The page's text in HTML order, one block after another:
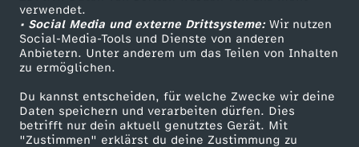
verwendet.
• Social Media und externe Drittsysteme:Wir nutzen
Social-Media-Tools und Dienste von anderen
Anbietern. Unter anderem um das Teilen von Inhalten
zu ermöglichen.
Du kannst entscheiden, für welche Zwecke wir deine
Daten speichern und verarbeiten dürfen. Dies
betrifft nur dein aktuell genutztes Gerät. Mit
"Zustimmen" erklärst du deine Zustimmung zu
Z
ö
l
ZDF Unternehmen
Karriere
ZDF goes Schule
Werbefernsehen